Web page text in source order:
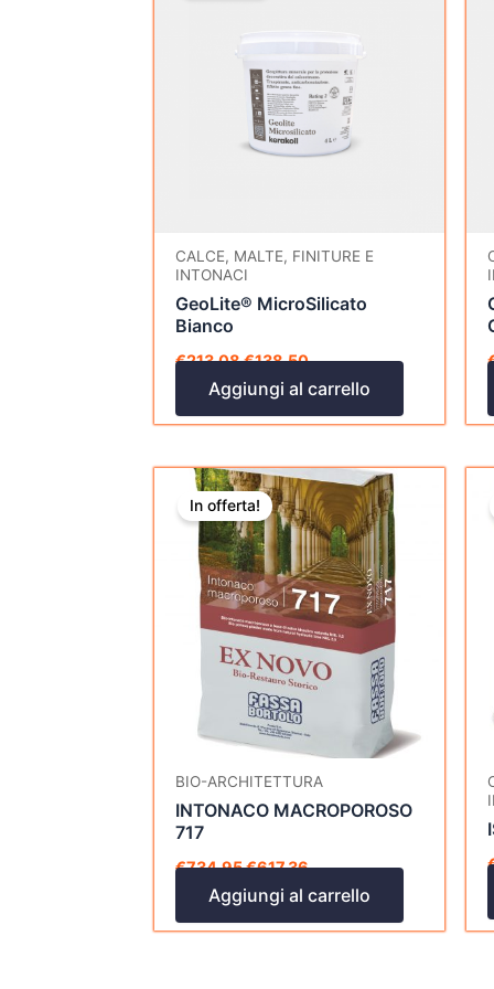
CALCE, MALTE, FINITURE E
INTONACI
GeoLite® MicroSilicato
Bianco
€213,08€138,50
Aggiungi al carrello
In offerta!
BIO-ARCHITETTURA
INTONACO MACROPOROSO
717
€734,95
Il
prezzo
originale
era:
€734,95.
€617,36
Il
prezzo
attuale
è:
€617,36.
Aggiungi al carrello